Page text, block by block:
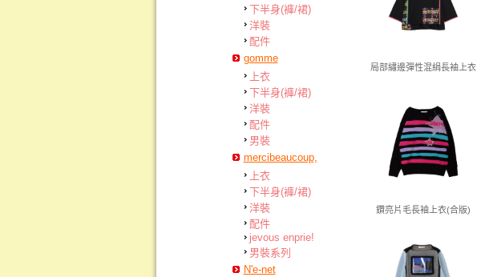
下半身(褲/裙)
洋裝
配件
gomme
上衣
下半身(褲/裙)
洋裝
配件
男裝
mercibeaucoup,
上衣
下半身(褲/裙)
洋裝
配件
jevous enprie!
男裝系列
N'e-net
局部繡邊彈性混絹長袖上衣
鑽亮片毛長袖上衣(合版)